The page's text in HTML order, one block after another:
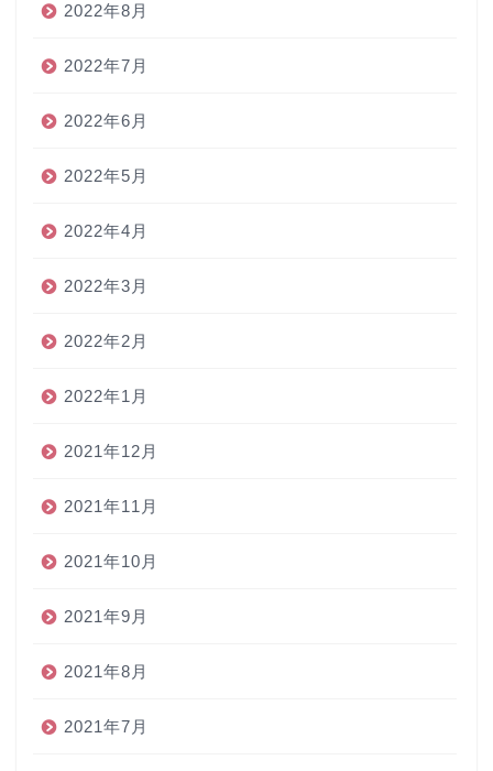
2022年8月
2022年7月
2022年6月
2022年5月
2022年4月
2022年3月
2022年2月
2022年1月
2021年12月
2021年11月
2021年10月
2021年9月
2021年8月
2021年7月